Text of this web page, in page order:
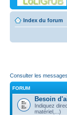
Index du forum
Consulter les
FORUM
Besoin
Indiquez
matériel,...)